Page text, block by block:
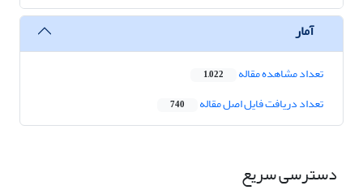
آمار
تعداد مشاهده مقاله 1,022
تعداد دریافت فایل اصل مقاله 740
دسترسی سریع